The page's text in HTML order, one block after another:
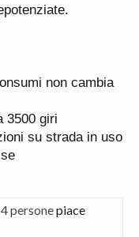
non cambia
3500 giri
su strada in uso
4 personepiace